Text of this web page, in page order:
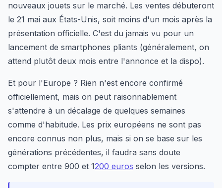
nouveaux jouets sur le marché. Les ventes débuteront
le 21 mai aux États-Unis, soit moins d'un mois après la
présentation officielle. C'est du jamais vu pour un
lancement de smartphones pliants (généralement, on
attend plutôt deux mois entre l'annonce et la dispo).
Et pour l'Europe ? Rien n'est encore confirmé
officiellement, mais on peut raisonnablement
s'attendre à un décalage de quelques semaines
comme d'habitude. Les prix européens ne sont pas
encore connus non plus, mais si on se base sur les
générations précédentes, il faudra sans doute
compter entre 900 et 1200 euros selon les versions.